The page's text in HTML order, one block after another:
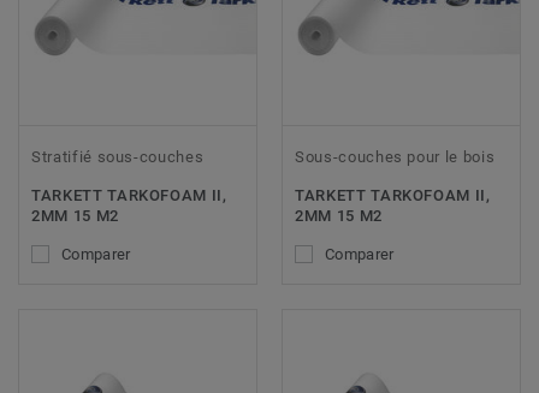
Stratifié sous-couches
TARKETT TARKOFOAM II,
2MM 15 M2
Comparer
Sous-couches pour le bois
TARKETT TARKOFOAM II,
2MM 15 M2
Comparer